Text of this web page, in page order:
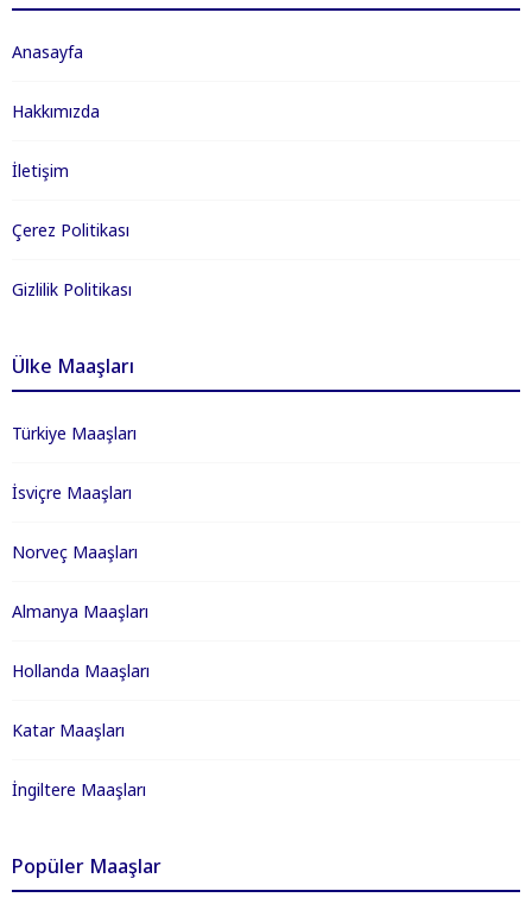
Anasayfa
Hakkımızda
İletişim
Çerez Politikası
Gizlilik Politikası
Ülke Maaşları
Türkiye Maaşları
İsviçre Maaşları
Norveç Maaşları
Almanya Maaşları
Hollanda Maaşları
Katar Maaşları
İngiltere Maaşları
Popüler Maaşlar